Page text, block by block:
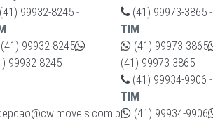
99932-8245-
99932-8245
99932-8245
(41) 99973-3865 -
TIM
(41) 99973-3865
(41) 99973-3865
(41) 99934-9906 -
TIM
(41) 99934-9906